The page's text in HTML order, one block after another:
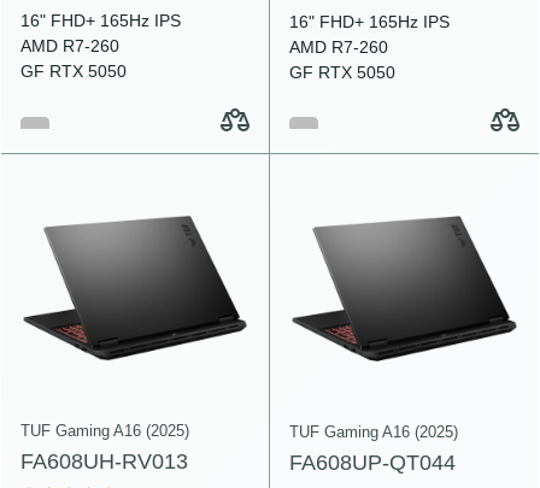
16" FHD+ 165Hz IPS
AMD R7-260
GF RTX 5050
16" FHD+ 165Hz IPS
AMD R7-260
GF RTX 5050
TUF Gaming A16 (2025)
FA608UH-RV013
TUF Gaming A16 (2025)
FA608UP-QT044